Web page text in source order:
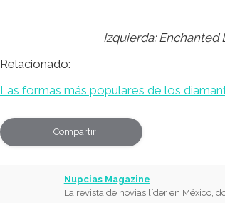
Izquierda:Enchanted
Relacionado:
Las formas más populares de los
Compartir
Nupcias Magazine
La revista de novias líder en México,